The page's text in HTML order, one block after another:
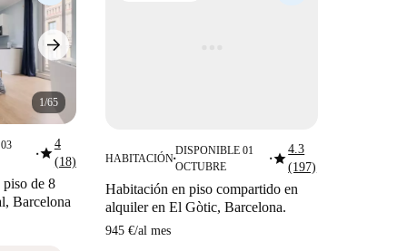
1/65
■star4
(18)
de 8
Barcelona
HABITACIÓN■
DISPONIBLE 01
OCTUBRE
■star4.3
(197)
Habitación en piso compartido en
alquiler en El Gòtic, Barcelona.
945 €/al mes